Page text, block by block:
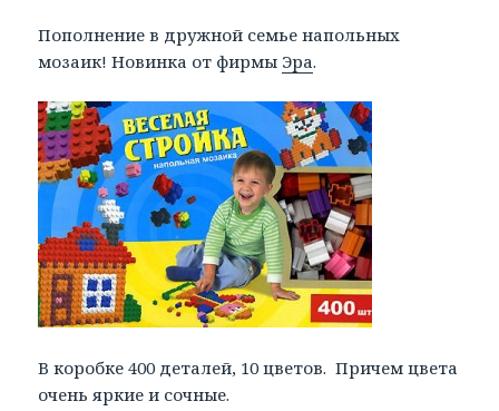
Пополнение в дружной семье напольных
мозаик! Новинка от фирмы Эра.
В коробке 400 деталей, 10 цветов. Причем цвета
очень яркие и сочные.